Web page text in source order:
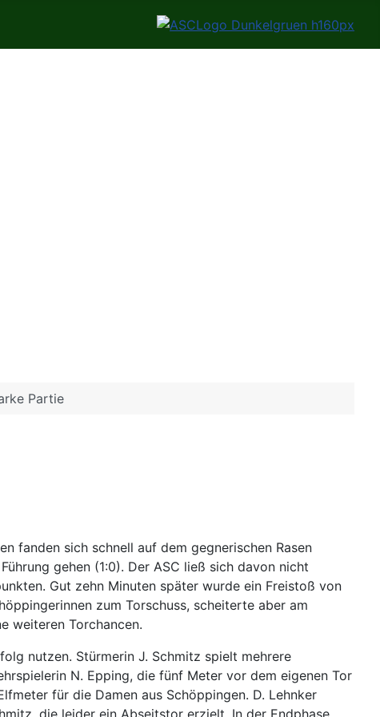
Partie
fanden sich schnell auf dem gegnerischen Rasen
gehen (1:0). Der ASC ließ sich davon nicht
Gut zehn Minuten später wurde ein Freistoß von
zum Torschuss, scheiterte aber am
weiteren Torchancen.
nutzen. Stürmerin J. Schmitz spielt mehrere
N. Epping, die fünf Meter vor dem eigenen Tor
für die Damen aus Schöppingen. D. Lehnker
die leider ein Abseitstor erzielt. In der Endphase